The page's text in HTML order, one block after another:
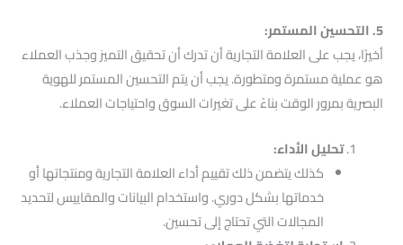
5. التحسين المستمر:
أخيرًا، يجب على العلامة التجارية أن تدرك أن تحقيق التميز وجذب العملاء
هو عملية مستمرة ومتطورة. يجب أن يتم التحسين المستمر للهوية
البصرية بمرور الوقت بناءً على تغيرات السوق واحتياجات العملاء.
تحليل الأداء:
كذلك يتضمن ذلك تقييم أداء العلامة التجارية ومنتجاتها أو
خدماتها بشكل دوري. واستخدام البيانات والمقاييس لتحديد
المجالات التي تحتاج إلى تحسين.